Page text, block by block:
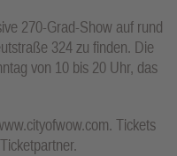
270-Grad-Show auf rund
324 zu finden. Die
von 10 bis 20 Uhr, das
Tickets